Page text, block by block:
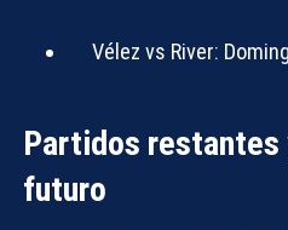
Vélez vs River:
Partidos restantes
futuro